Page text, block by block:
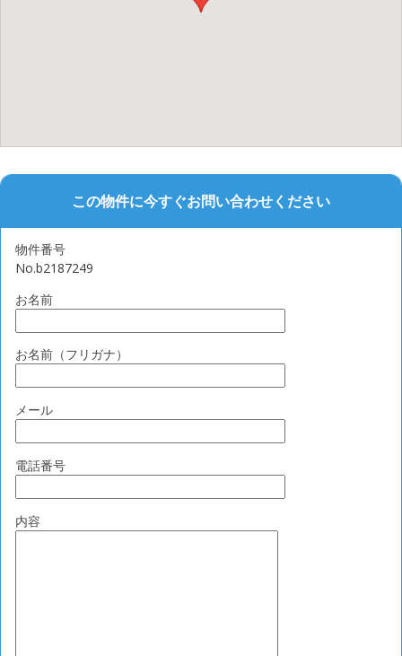
この物件に今すぐお問い合わせください
物件番号
No.b2187249
お名前
お名前（フリガナ）
メール
電話番号
内容